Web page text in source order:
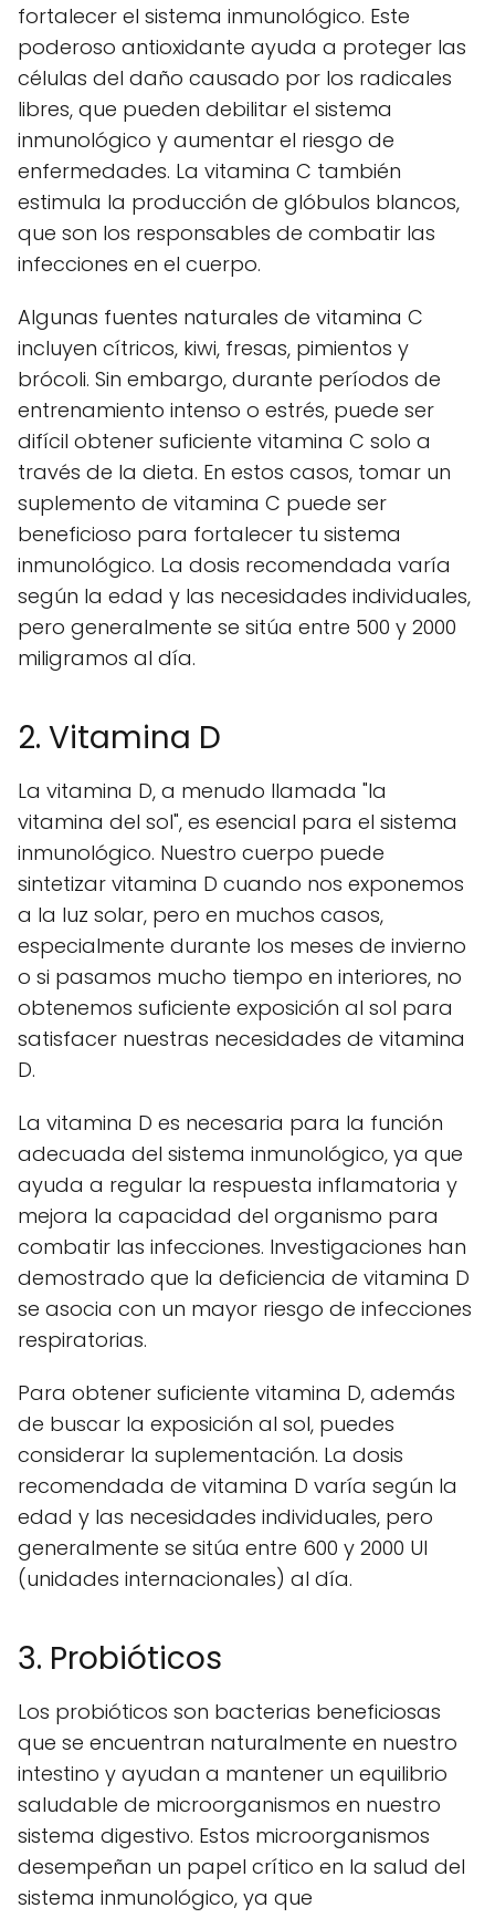
fortalecer el sistema inmunológico. Este
poderoso antioxidante ayuda a proteger las
células del daño causado por los radicales
libres, que pueden debilitar el sistema
inmunológico y aumentar el riesgo de
enfermedades. La vitamina C también
estimula la producción de glóbulos blancos,
que son los responsables de combatir las
infecciones en el cuerpo.
Algunas fuentes naturales de vitamina C
incluyen cítricos, kiwi, fresas, pimientos y
brócoli. Sin embargo, durante períodos de
entrenamiento intenso o estrés, puede ser
difícil obtener suficiente vitamina C solo a
través de la dieta. En estos casos, tomar un
suplemento de vitamina C puede ser
beneficioso para fortalecer tu sistema
inmunológico. La dosis recomendada varía
según la edad y las necesidades individuales,
pero generalmente se sitúa entre 500 y 2000
miligramos al día.
2. Vitamina D
La vitamina D, a menudo llamada "la
vitamina del sol", es esencial para el sistema
inmunológico. Nuestro cuerpo puede
sintetizar vitamina D cuando nos exponemos
a la luz solar, pero en muchos casos,
especialmente durante los meses de invierno
o si pasamos mucho tiempo en interiores, no
obtenemos suficiente exposición al sol para
satisfacer nuestras necesidades de vitamina
D.
La vitamina D es necesaria para la función
adecuada del sistema inmunológico, ya que
ayuda a regular la respuesta inflamatoria y
mejora la capacidad del organismo para
combatir las infecciones. Investigaciones han
demostrado que la deficiencia de vitamina D
se asocia con un mayor riesgo de infecciones
respiratorias.
Para obtener suficiente vitamina D, además
de buscar la exposición al sol, puedes
considerar la suplementación. La dosis
recomendada de vitamina D varía según la
edad y las necesidades individuales, pero
generalmente se sitúa entre 600 y 2000 UI
(unidades internacionales) al día.
3. Probióticos
Los probióticos son bacterias beneficiosas
que se encuentran naturalmente en nuestro
intestino y ayudan a mantener un equilibrio
saludable de microorganismos en nuestro
sistema digestivo. Estos microorganismos
desempeñan un papel crítico en la salud del
sistema inmunológico, ya que